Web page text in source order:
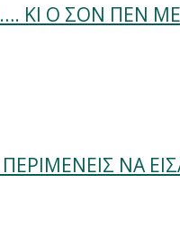
ΚΙ Ο ΣΟΝ ΠΕΝ
ΝΑ